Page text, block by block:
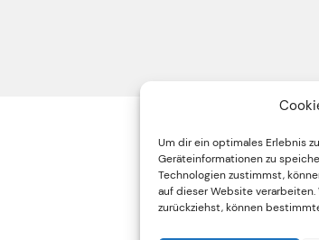
Um dir ein optimales Erlebnis
Geräteinformationen zu
Technologien zustimmst,
auf dieser Website
zurückziehst, können
Impressum